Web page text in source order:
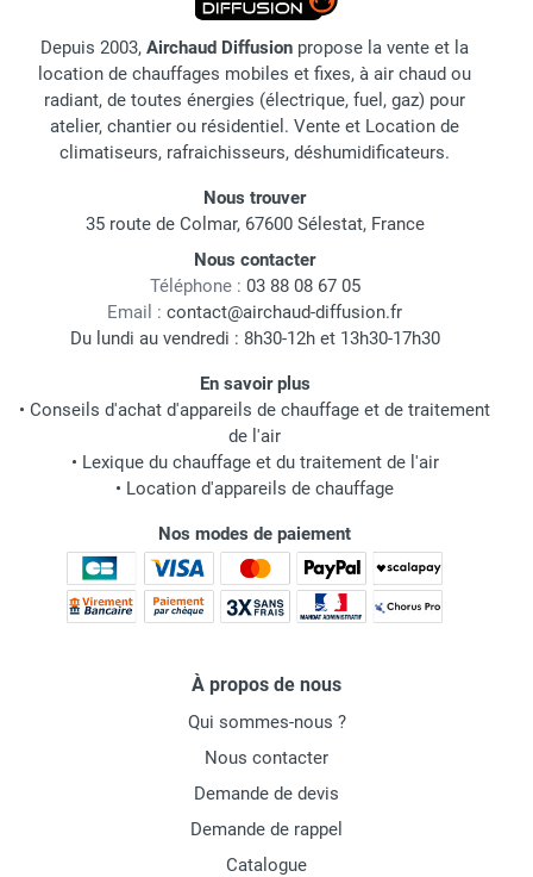
Depuis 2003, Airchaud Diffusion propose la vente et la
location de chauffages mobiles et fixes, à air chaud ou
radiant, de toutes énergies (électrique, fuel, gaz) pour
atelier, chantier ou résidentiel. Vente et Location de
climatiseurs, rafraichisseurs, déshumidificateurs.
Nous trouver
35 route de Colmar, 67600 Sélestat, France
Nous contacter
Téléphone : 03 88 08 67 05
Email : contact@airchaud-diffusion.fr
Du lundi au vendredi : 8h30-12h et 13h30-17h30
En savoir plus
• Conseils d'achat d'appareils de chauffage et de traitement
de l'air
• Lexique du chauffage et du traitement de l'air
• Location d'appareils de chauffage
Nos modes de paiement
À propos de nous
Qui sommes-nous ?
Nous contacter
Demande de devis
Demande de rappel
Catalogue